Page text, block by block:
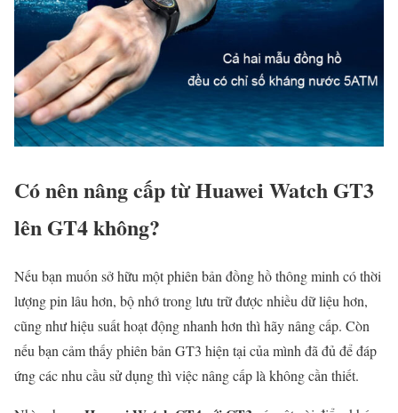
Có nên nâng cấp từ Huawei Watch GT3
lên GT4 không?
Nếu bạn muốn sở hữu một phiên bản đồng hồ thông minh có thời
lượng pin lâu hơn, bộ nhớ trong lưu trữ được nhiều dữ liệu hơn,
cũng như hiệu suất hoạt động nhanh hơn thì hãy nâng cấp. Còn
nếu bạn cảm thấy phiên bản GT3 hiện tại của mình đã đủ để đáp
ứng các nhu cầu sử dụng thì việc nâng cấp là không cần thiết.